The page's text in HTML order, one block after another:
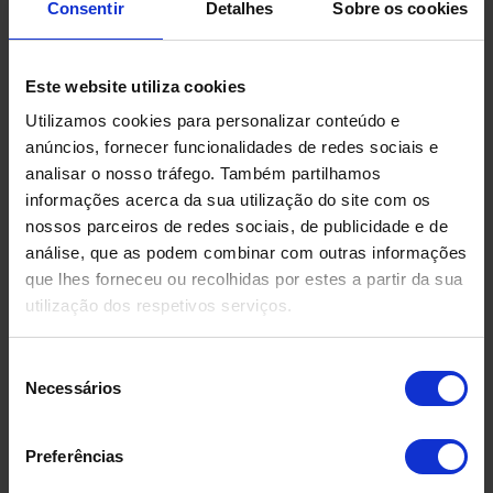
Consentir Detalhes Sobre os cookies
Este website utiliza cookies
Utilizamos cookies para personalizar conteúdo e
anúncios, fornecer funcionalidades de redes sociais e
analisar o nosso tráfego. Também partilhamos
informações acerca da sua utilização do site com os
nossos parceiros de redes sociais, de publicidade e de
análise, que as podem combinar com outras informações
que lhes forneceu ou recolhidas por estes a partir da sua
utilização dos respetivos serviços.
Necessários
Preferências
Produtos Relacionados